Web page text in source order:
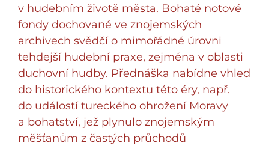
v hudebním životě města. Bohaté notové
fondy dochované ve znojemských
archivech svědčí o mimořádné úrovni
tehdejší hudební praxe, zejména v oblasti
duchovní hudby. Přednáška nabídne vhled
do historického kontextu této éry, např.
do událostí tureckého ohrožení Moravy
a bohatství, jež plynulo znojemským
měšťanům z častých průchodů